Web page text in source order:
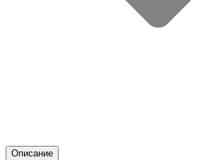
Описание